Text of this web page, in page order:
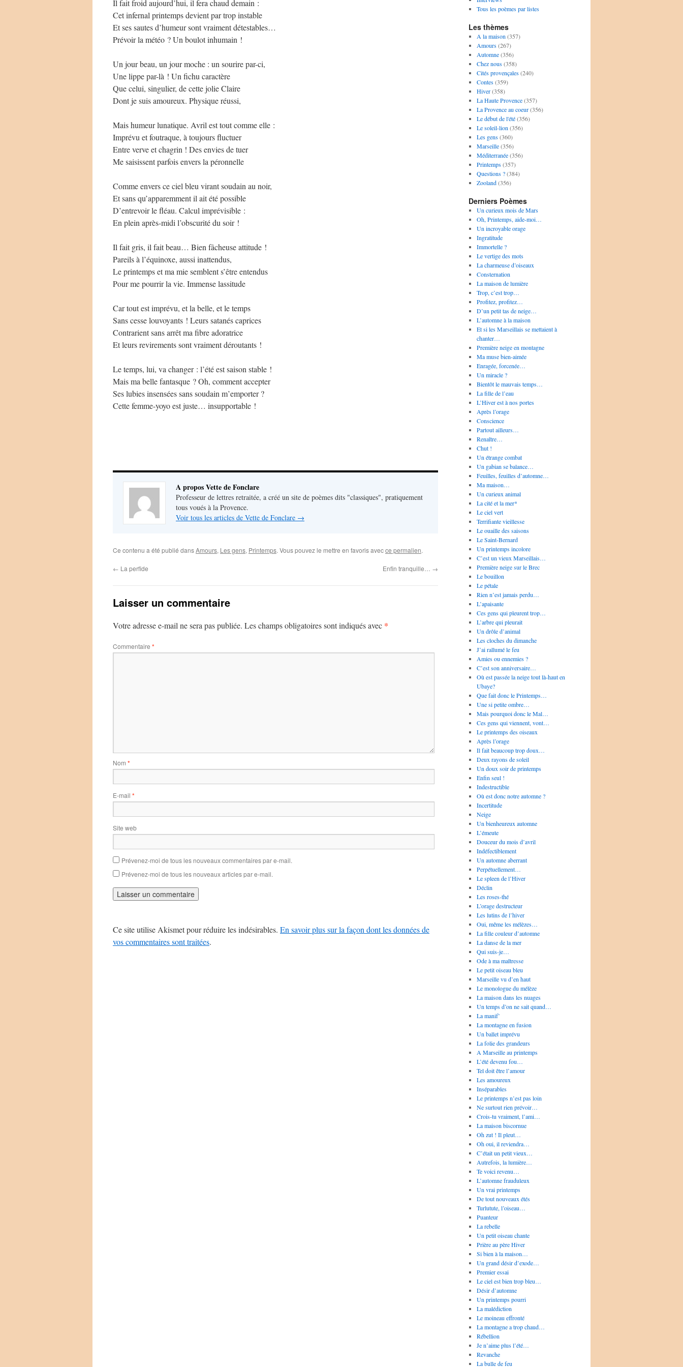
Il fait froid aujourd’hui, il fera chaud demain :
Cet infernal printemps devient par trop instable
Et ses sautes d’humeur sont vraiment détestables…
Prévoir la météo ? Un boulot inhumain !
Un jour beau, un jour moche : un sourire par-ci,
Une lippe par-là ! Un fichu caractère
Que celui, singulier, de cette jolie Claire
Dont je suis amoureux. Physique réussi,
Mais humeur lunatique. Avril est tout comme elle :
Imprévu et foutraque, à toujours fluctuer
Entre verve et chagrin ! Des envies de tuer
Me saisissent parfois envers la péronnelle
Comme envers ce ciel bleu virant soudain au noir,
Et sans qu’apparemment il ait été possible
D’entrevoir le fléau. Calcul imprévisible :
En plein après-midi l’obscurité du soir !
Il fait gris, il fait beau… Bien fâcheuse attitude !
Pareils à l’équinoxe, aussi inattendus,
Le printemps et ma mie semblent s’être entendus
Pour me pourrir la vie. Immense lassitude
Car tout est imprévu, et la belle, et le temps
Sans cesse louvoyants ! Leurs satanés caprices
Contrarient sans arrêt ma fibre adoratrice
Et leurs revirements sont vraiment déroutants !
Le temps, lui, va changer : l’été est saison stable !
Mais ma belle fantasque ? Oh, comment accepter
Ses lubies insensées sans soudain m’emporter ?
Cette femme-yoyo est juste… insupportable !
A propos Vette de Fonclare
Professeur de lettres retraitée, a créé un site de poèmes dits "classiques", pratiquement
tous voués à la Provence.
Voir tous les articles de Vette de Fonclare →
Ce contenu a été publié dansAmours, Les gens, Printemps. Vous pouvez le mettre en favoris avecce permalien.
← La perfide Enfin tranquille… →
Laisser un commentaire
Votre adresse e-mail ne sera pas publiée. Les champs obligatoires sont indiqués avec *
Commentaire *
Nom *
E-mail *
Site web
Prévenez-moi de tous les nouveaux commentaires par e-mail.
Prévenez-moi de tous les nouveaux articles par e-mail.
Ce site utilise Akismet pour réduire les indésirables. En savoir plus sur la façon dont les données de
vos commentaires sont traitées.
Tous les poèmes par listes
Les thèmes
A la maison (357)
Amours(267)
Automne(356)
Chez nous(358)
Cités provençales(240)
Contes(359)
Hiver(358)
La Haute Provence(357)
La Provence au coeur(356)
Le début de l'été(356)
Le soleil-lion (356)
Les gens(360)
Marseille(356)
Méditerranée(356)
Printemps(357)
Questions ?(384)
Zooland(356)
Derniers Poèmes
Un curieux mois de Mars
Oh, Printemps, aide-moi…
Un incroyable orage
Ingratitude
Immortelle ?
Le vertige des mots
La charmeuse d’oiseaux
Consternation
La maison de lumière
Trop, c’est trop…
Profitez, profitez…
D’un petit tas de neige…
L’automne à la maison
Et si les Marseillais se mettaient à
chanter…
Première neige en montagne
Ma muse bien-aimée
Enragée, forcenée…
Un miracle ?
Bientôt le mauvais temps…
La fille de l’eau
L’Hiver est à nos portes
Après l’orage
Conscience
Partout ailleurs…
Renaître…
Chut !
Un étrange combat
Un gabian se balance…
Feuilles, feuilles d’automne…
Ma maison…
Un curieux animal
La cité et la mer*
Le ciel vert
Terrifiante vieillesse
Le ouaille des saisons
Le Saint-Bernard
Un printemps incolore
C’est un vieux Marseillais…
Première neige sur le Brec
Le bouillon
Le pétale
Rien n’est jamais perdu…
L’apaisante
Ces gens qui pleurent trop…
L’arbre qui pleurait
Un drôle d’animal
Les cloches du dimanche
J’ai rallumé le feu
Amies ou ennemies ?
C’est son anniversaire…
Où est passée la neige tout là-haut en
Ubaye?
Que fait donc le Printemps…
Une si petite ombre…
Mais pourquoi donc le Mal…
Ces gens qui viennent, vont…
Le printemps des oiseaux
Après l’orage
Il fait beaucoup trop doux…
Deux rayons de soleil
Un doux soir de printemps
Enfin seul !
Indestructible
Où est donc notre automne ?
Incertitude
Neige
Un bienheureux automne
L’émeute
Douceur du mois d’avril
Indéfectiblement
Un automne aberrant
Perpétuellement…
Le spleen de l’Hiver
Déclin
Les roses-thé
L’orage destructeur
Les lutins de l’hiver
Oui, même les mélèzes…
La fille couleur d’automne
La danse de la mer
Qui suis-je…
Ode à ma maîtresse
Le petit oiseau bleu
Marseille vu d’en haut
Le monologue du mélèze
La maison dans les nuages
Un temps d’on ne sait quand…
La manif’
La montagne en fusion
Un ballet imprévu
La folie des grandeurs
A Marseille au printemps
L’été devenu fou…
Tel doit être l’amour
Les amoureux
Inséparables
Le printemps n’est pas loin
Ne surtout rien prévoir…
Crois-tu vraiment, l’ami…
La maison biscornue
Oh zut ! Il pleut…
Oh oui, il reviendra…
C’était un petit vieux…
Autrefois, la lumière…
Te voici revenu…
L’automne frauduleux
Un vrai printemps
De tout nouveaux étés
Turlutute, l’oiseau…
Puanteur
La rebelle
Un petit oiseau chante
Prière au père Hiver
Si bien à la maison…
Un grand désir d’exode…
Premier essai
Le ciel est bien trop bleu…
Désir d’automne
Un printemps pourri
La malédiction
Le moineau effronté
La montagne a trop chaud…
Rébellion
Je n’aime plus l’été…
Revanche
La bulle de feu